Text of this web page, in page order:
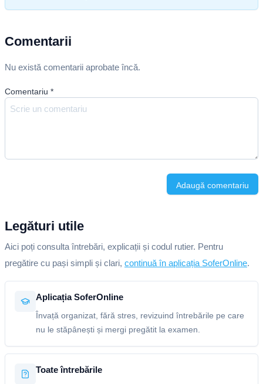
Comentarii
Nu există comentarii aprobate încă.
Comentariu *
Adaugă comentariu
Legături utile
Aici poți consulta întrebări, explicații și codul rutier. Pentru
pregătire cu pași simpli și clari, continuă în aplicația SoferOnline.
Aplicația SoferOnline
Învață organizat, fără stres, revizuind întrebările pe care
nu le stăpânești și mergi pregătit la examen.
Toate întrebările